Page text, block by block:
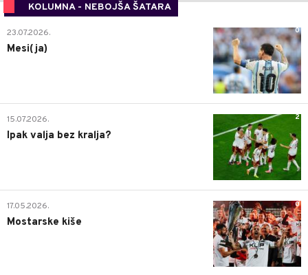
KOLUMNA - NEBOJŠA ŠATARA
0
23.07.2026.
Mesi(ja)
2
15.07.2026.
Ipak valja bez kralja?
0
17.05.2026.
Mostarske kiše